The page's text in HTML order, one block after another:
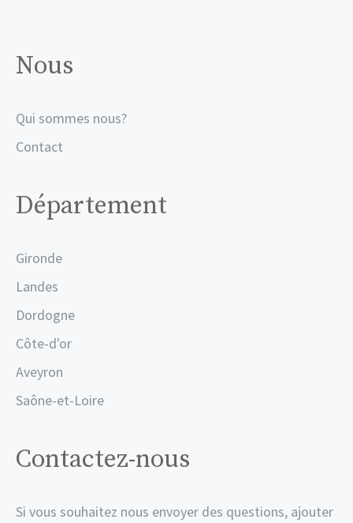
Nous
Qui sommes nous?
Contact
Département
Gironde
Landes
Dordogne
Côte-d'or
Aveyron
Saône-et-Loire
Contactez-nous
Si vous souhaitez nous envoyer des questions, ajouter